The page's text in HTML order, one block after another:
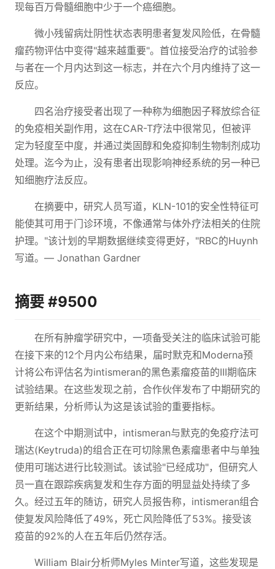
现每百万骨髓细胞中少于一个癌细胞。
微小残留病灶阴性状态表明患者复发风险低，在骨髓
瘤药物评估中变得"越来越重要"。首位接受治疗的试验参
与者在一个月内达到这一标志，并在六个月内维持了这一
反应。
四名治疗接受者出现了一种称为细胞因子释放综合征
的免疫相关副作用，这在CAR-T疗法中很常见，但被评
定为轻度至中度，并通过类固醇和免疫抑制生物制剂成功
处理。迄今为止，没有患者出现影响神经系统的另一种已
知细胞疗法反应。
在摘要中，研究人员写道，KLN-101的安全性特征可
能使其可用于门诊环境，不像通常与体外疗法相关的住院
护理。"该计划的早期数据继续变得更好，"RBC的Huynh
写道。— Jonathan Gardner
摘要 #9500
在所有肿瘤学研究中，一项备受关注的临床试验可能
在接下来的12个月内公布结果，届时默克和Moderna预
计将公布评估名为intismeran的黑色素瘤疫苗的III期临床
试验结果。在这些发现之前，合作伙伴发布了中期研究的
更新结果，分析师认为这是该试验的重要指标。
在这个中期测试中，intismeran与默克的免疫疗法可
瑞达(Keytruda)的组合正在可切除黑色素瘤患者中与单独
使用可瑞达进行比较测试。该试验"已经成功"，但研究人
员一直在跟踪疾病复发和生存方面的明显益处持续了多
久。经过五年的随访，研究人员报告称，intismeran组合
使复发风险降低了49%，死亡风险降低了53%。接受该
疫苗的92%的人在五年后仍然存活。
William Blair分析师Myles Minter写道，这些发现是